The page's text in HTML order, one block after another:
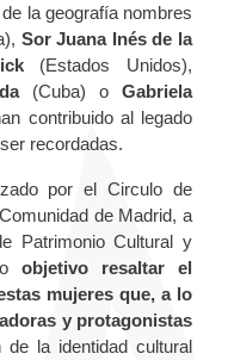
la geografía nombres
Sor Juana Inés de la
(Estados Unidos),
(Cuba) o Gabriela
contribuido al legado
recordadas.
por el Circulo de
de Madrid, a
Patrimonio Cultural y
objetivo resaltar el
mujeres que, a lo
y protagonistas
de la identidad cultural